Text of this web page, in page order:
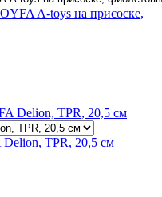
A-toys на присоске,
TPR, 20,5 см